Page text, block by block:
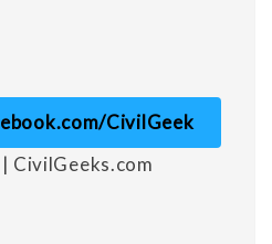
CivilGeek
CivilGeeks.com